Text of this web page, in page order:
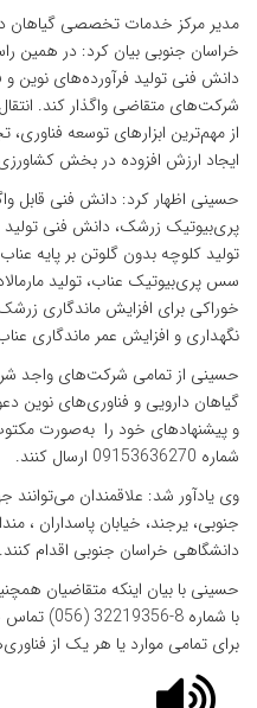
مدیر مرکز خدمات تخصصی گیاهان
خراسان جنوبی بیان کرد: در همین
دانش فنی تولید فرآورده‌های نوین
شرکت‌های متقاضی واگذار کند.
از مهم‌ترین ابزارهای توسعه
ایجاد ارزش افزوده در بخش
حسینی اظهار کرد: دانش فنی قابل
پری‌بیوتیک زرشک، دانش فنی
تولید کلوچه بدون گلوتن بر پایه
سس پری‌بیوتیک عناب، تولید
خوراکی برای افزایش ماندگاری
نگهداری و افزایش عمر ماندگاری
حسینی از تمامی شرکت‌های واجد
گیاهان دارویی و فناوری‌های نوین
و پیشنهادهای خود را به‌صورت
شماره 09153636270 ارسال کنند.
وی یادآور شد: علاقمندان
جنوبی، یرجند، خیابان پاسداران ،
دانشگاهی خراسان جنوبی اقدام کنند.
حسینی با بیان اینکه متقاضیان
با شماره 8-
برای تمامی موارد یا هر یک از